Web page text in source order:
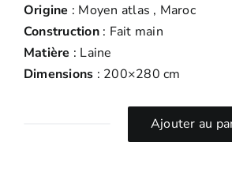
Origine : Moyen atlas , Maroc
Construction : Fait main
Matière : Laine
Dimensions : 200×280 cm
Ajouter au